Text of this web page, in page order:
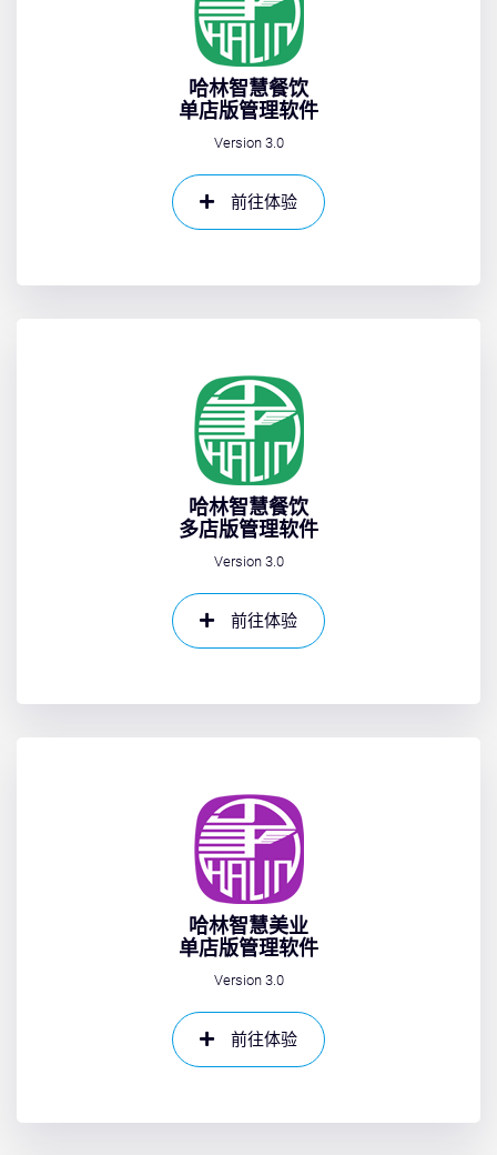
哈林智慧餐饮
单店版管理软件
Version 3.0
前往体验
哈林智慧餐饮
多店版管理软件
Version 3.0
前往体验
哈林智慧美业
单店版管理软件
Version 3.0
前往体验